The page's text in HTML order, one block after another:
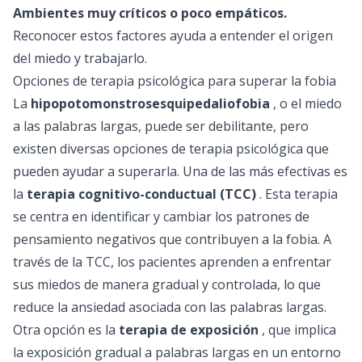
Ambientes muy críticos o poco empáticos.
Reconocer estos factores ayuda a entender el origen
del miedo y trabajarlo.
Opciones de terapia psicológica para superar la fobia
La hipopotomonstrosesquipedaliofobia , o el miedo
a las palabras largas, puede ser debilitante, pero
existen diversas opciones de terapia psicológica que
pueden ayudar a superarla. Una de las más efectivas es
la terapia cognitivo-conductual (TCC). Esta terapia
se centra en identificar y cambiar los patrones de
pensamiento negativos que contribuyen a la fobia. A
través de la TCC, los pacientes aprenden a enfrentar
sus miedos de manera gradual y controlada, lo que
reduce la ansiedad asociada con las palabras largas.
Otra opción es la terapia de exposición , que implica
la exposición gradual a palabras largas en un entorno